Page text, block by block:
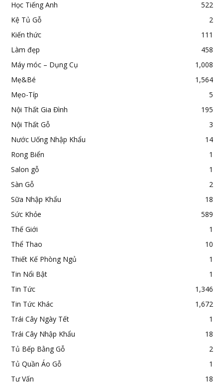
Học Tiếng Anh
522
Kệ Tủ Gỗ
2
Kiến thức
111
Làm đẹp
458
Máy móc – Dụng Cụ
1,008
Mẹ&Bé
1,564
Mẹo-Típ
5
Nội Thất Gia Đình
195
Nội Thất Gỗ
3
Nước Uống Nhập Khẩu
14
Rong Biển
1
Salon gỗ
1
Sàn Gỗ
2
Sữa Nhập Khẩu
18
Sức Khỏe
589
Thế Giới
1
Thể Thao
10
Thiết Kế Phòng Ngủ
1
Tin Nổi Bật
1
Tin Tức
1,346
Tin Tức Khác
1,672
Trái Cây Ngày Tết
1
Trái Cây Nhập Khẩu
18
Tủ Bếp Bằng Gỗ
2
Tủ Quần Áo Gỗ
1
Tư Vấn
18